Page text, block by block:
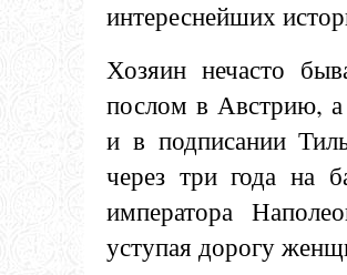
интереснейших
Хозяин нечасто
послом в Австрию,
и в подписании
через три года на
императора
уступая дорогу